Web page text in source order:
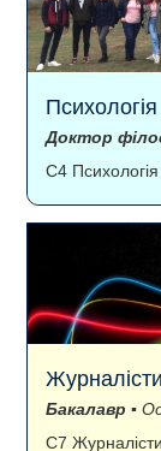
Психологія
Доктор
C4 Психологія
Бакалавр ▪
C7